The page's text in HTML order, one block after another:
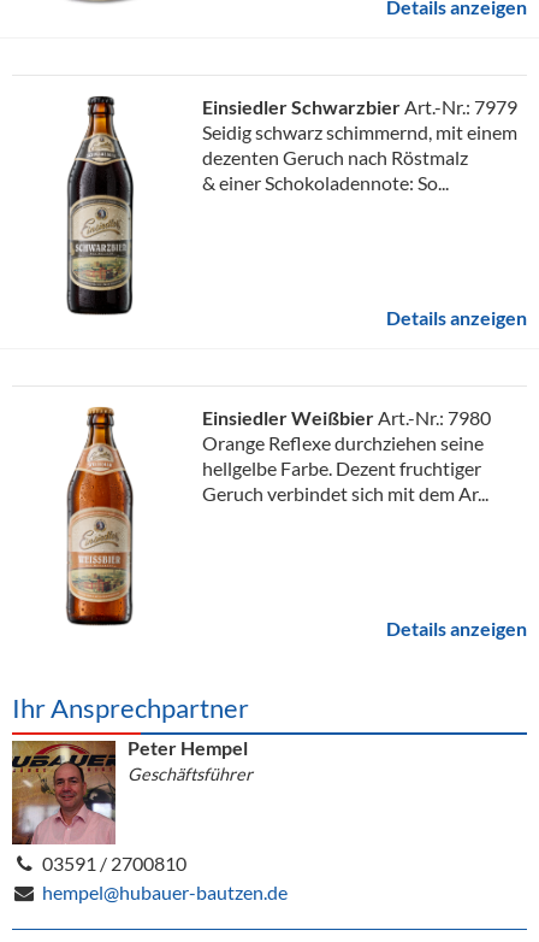
Details anzeigen
Einsiedler SchwarzbierArt.-Nr.: 7979
Seidig schwarz schimmernd, mit einem
dezenten Geruch nach Röstmalz
& einer Schokoladennote: So...
Details anzeigen
Einsiedler WeißbierArt.-Nr.: 7980
Orange Reflexe durchziehen seine
hellgelbe Farbe. Dezent fruchtiger
Geruch verbindet sich mit dem Ar...
Details anzeigen
Ihr Ansprechpartner
Peter Hempel
Geschäftsführer
03591 / 2700810
hempel@hubauer-bautzen.de